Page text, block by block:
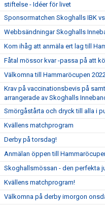
stiftelse - Idéer för livet
Sponsormatchen Skoghalls IBK
Webbsändningar Skoghalls
Kom ihåg att anmäla ert lag till
Fåtal mössor kvar -passa på att
Välkomna till Hammaröcupen
Krav på vaccinationsbevis på
arrangerade av Skoghalls
Smörgåstårta och dryck till alla i
Kvällens matchprogram
Derby på torsdag!
Anmälan öppen till
Skoghallsmössan - den perfekta
Kvällens matchprogram!
Välkomna på derby imorgon